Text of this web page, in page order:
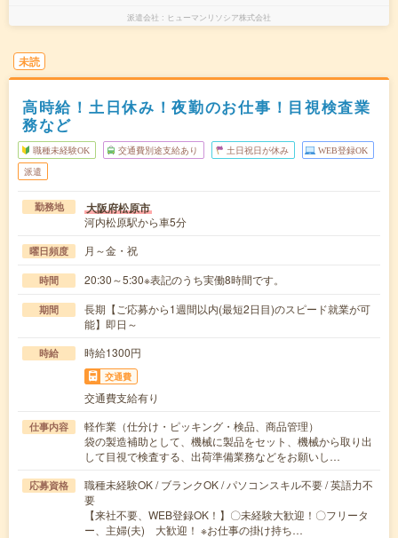
派遣会社 ヒューマンリソシア株式会社
未読
高時給！土日休み！夜勤のお仕事！目視検査業
務など
職種未経験OK 交通費別途支給あり 土日祝日が休み WEB登録OK
派遣
勤務地 大阪府松原市
河内松原駅から車5分
曜日頻度 月～金・祝
時間 20:30～5:30※表記のうち実働8時間です。
期間
長期【ご応募から1週間以内(最短2日目)のスピード就業が可
能】即日～
時給 時給1300円
交通費
交通費支給有り
仕事内容
軽作業（仕分け・ピッキング・検品、商品管理）
袋の製造補助として、機械に製品をセット、機械から取り出
して目視で検査する、出荷準備業務などをお願いし…
応募資格
職種未経験OK / ブランクOK / パソコンスキル不要 / 英語力不
要
【来社不要、WEB登録OK！】〇未経験大歓迎！〇フリータ
ー、主婦(夫) 大歓迎！ ※お仕事の掛け持ち…